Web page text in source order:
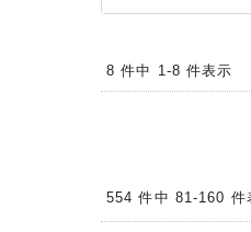
8 件中 1-8 件表示
554 件中 81-160